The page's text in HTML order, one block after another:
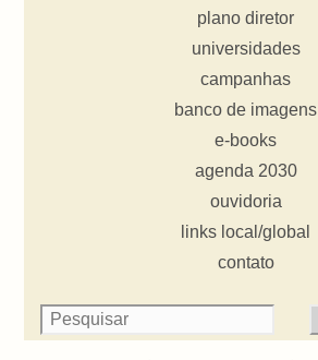
plano diretor
universidades
campanhas
banco de imagens
e-books
agenda 2030
ouvidoria
links local/global
contato